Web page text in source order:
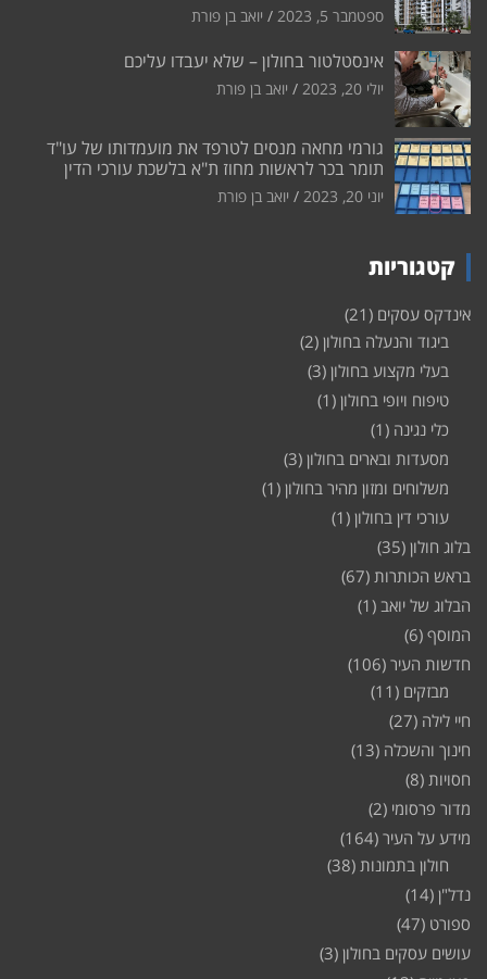
ספטמבר 5, 2023 יואב בן פורת
אינסטלטור בחולון – שלא יעבדו עליכם
יולי 20, 2023 יואב בן פורת
גורמי מחאה מנסים לטרפד את מועמדותו של עו"ד
תומר בכר לראשות מחוז ת"א בלשכת עורכי הדין
יוני 20, 2023 יואב בן פורת
קטגוריות
אינדקס עסקים (21)
ביגוד והנעלה בחולון (2)
בעלי מקצוע בחולון (3)
טיפוח ויופי בחולון (1)
כלי נגינה (1)
מסעדות ובארים בחולון (3)
משלוחים ומזון מהיר בחולון (1)
עורכי דין בחולון (1)
בלוג חולון (35)
בראש הכותרות (67)
הבלוג של יואב (1)
המוסף (6)
חדשות העיר (106)
מבזקים (11)
חיי לילה (27)
חינוך והשכלה (13)
חסויות (8)
מדור פרסומי (2)
מידע על העיר (164)
חולון בתמונות (38)
נדל"ן (14)
ספורט (47)
עושים עסקים בחולון (3)